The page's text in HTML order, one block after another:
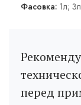
Фасовка: 1л;
перед